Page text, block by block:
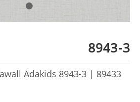
8943-3
Adakids 8943-3 | 89433